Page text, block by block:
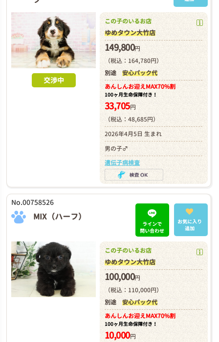
交渉中
この子のいるお店
ゆめタウン大竹店
149,800円
（税込：164,780円）
別途 安心パック代
あんしんお迎えMAX70%割
100ヶ月生命保障付き！
33,705円
（税込：48,685円）
2026年4月5日 生まれ
男の子♂
遺伝子病検査
No.00758526
MIX（ハーフ）
ラインで
問い合わせ
お気に入り
追加
この子のいるお店
ゆめタウン大竹店
100,000円
（税込：110,000円）
別途 安心パック代
あんしんお迎えMAX70%割
100ヶ月生命保障付き！
10,000円